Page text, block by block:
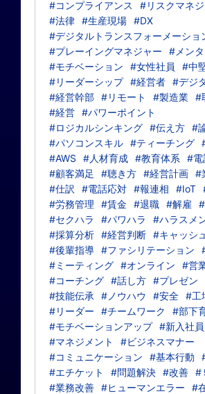
#コンプライアンス
#リスクマネジ
#法律 #生産現場 #DX
#デジタルトランスフォーメーショ
#プレーイングマネジャー
#メン
#モチベーション
#女性社員
#中
#リーダーシップ #経営者 #デジ
#経営幹部 #リモート #製造業 #
#経営 #パワーポイント
#ロジカルシンキング #伝え方 #
#パソコンスキル #ティーチング
#AWS
#人材育成 #教育体系 #電
#顧客満足
#聴き方 #経営計画 #
#仕訳
#電話応対 #報連相 #IoT
#労務管理
#賃金 #退職 #解雇
#セクハラ
#パワハラ #ハラスメ
#採算分析 #経営判断 #キャッシ
#後輩指導 #ファシリテーション
#ミーティング #オンライン #営
#コーチング #話し方 #プレゼン
#技能伝承
#ノウハウ #安全 #工
#リーダー
#チームワーク
#部下
#モチベーションアップ #新入社員
#マネジメント
#ビジネスマナー
#コミュニケーション
#基本行動
#エチケット
#問題解決 #改善 #
#業務改善 #ヒューマンエラー #